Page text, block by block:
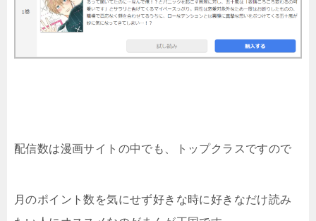
配信数は漫画サイトの中でも、トップクラスですので
月のポイント数を気にせず好きな時に好きなだけ読み